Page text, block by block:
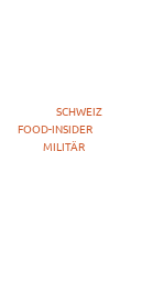
SCHWEIZ
FOOD-INSIDER
MILITÄR